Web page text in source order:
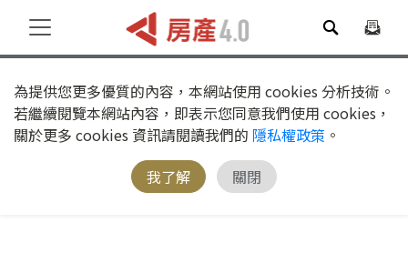
為提供您更多優質的內容，本網站使用 cookies 分析技術。
若繼續閱覽本網站內容，即表示您同意我們使用 cookies，
關於更多 cookies 資訊請閱讀我們的 隱私權政策 。
我了解
關閉